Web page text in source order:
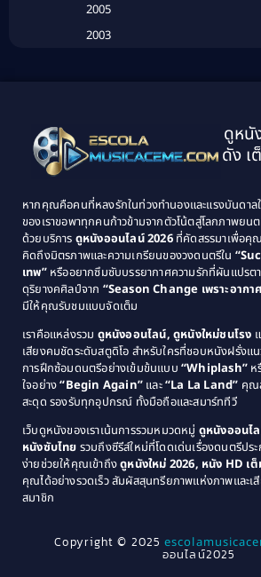
(134)
Classic หนังคลาสสิก(21)
Classic หนังคลาสสิก(25)
Comedy ตลก(46)
Comedy ตลก(515)
Coming of Age ก้าวพ้นวัย
Coming-of-Age(3)
Community(1)
Crime อาชญากรรม(78)
Cult Film(4)
2005
2003
1995
1993
1989
1987
1985
1983
1979
1976
1974
1971
1969
1964
1940
ดูหนั
ดัง เ
หากคุณคือคนที่หลงรักในท่วงทำนองและแรงบันดาล
ของเราขอพาทุกคนก้าวข้ามจากตัวโน้ตสู่โลกภาพยน
ด้วยบริการ ดูหนังออนไลน์ 2026ที่คัดสรรมาเพื่อคุณ
คิดถึงมิตรภาพและความเกรียนของวงดนตรีใน
เทพ”หรืออยากซึมซับบรรยากาศความรักที่ผันแปรต
ดุริยางคศิลป์จาก “Season Change เพราะอาก
มีให้คุณรับชมแบบจัดเต็ม
เราคือแหล่งรวม ดูหนังออนไลน์, ดูหนังใหม่ชนโรง
เสียงคมชัดระดับสตูดิโอ สำหรับใครที่ชอบหนังฝรั่งแ
การฝึกซ้อมดนตรีอย่างเข้มข้นแบบ “Whiplash” ห
ใจอย่าง“Begin Again” และ“La La Land” คุณ
สะดุด รองรับทุกอุปกรณ์ ทั้งมือถือและสมาร์ททีวี
เว็บดูหนังของเราเน้นการรวมหมวดหมู่ ดูหนังออนไ
หนังซับไทย รวมถึงซีรีส์ใหม่ที่โดดเด่นเรื่องดนตรีป
ง่ายช่วยให้คุณเข้าถึงดูหนังใหม่ 2026, หนัง HD เต็
คุณได้อย่างรวดเร็ว สัมผัสสุนทรียภาพแห่งภาพและเ
สมาชิก
Copyright © 2025
ออนไลน์2025